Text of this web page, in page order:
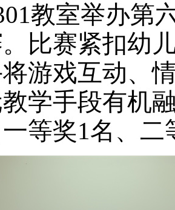
教室举办第
。
比赛紧扣幼
游戏互动、
学手段有机
等奖1名、二